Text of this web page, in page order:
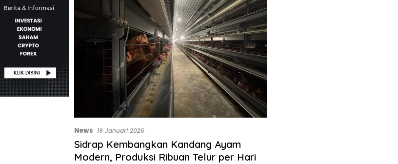
News 19 Januari 2026
Sidrap Kembangkan Kandang Ayam
Modern, Produksi Ribuan Telur per Hari